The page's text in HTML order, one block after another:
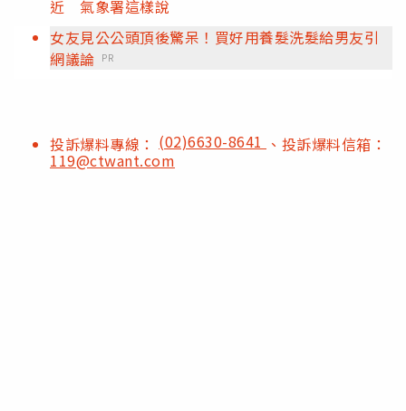
近 氣象署這樣說
女友見公公頭頂後驚呆！買好用養髮洗髮給男友引
網議論 PR
投訴爆料專線： (02)6630-8641 、投訴爆料信箱：
119@ctwant.com